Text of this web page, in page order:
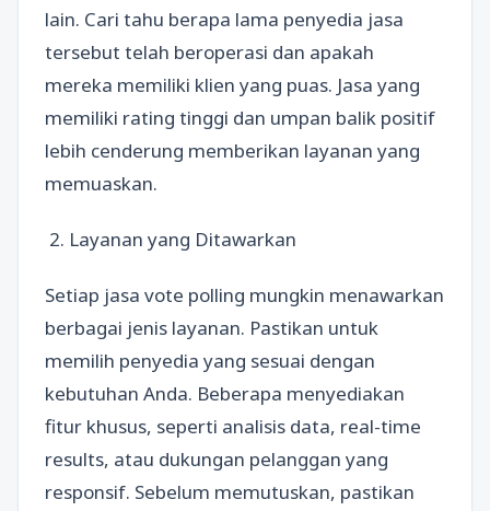
lain. Cari tahu berapa lama penyedia jasa
tersebut telah beroperasi dan apakah
mereka memiliki klien yang puas. Jasa yang
memiliki rating tinggi dan umpan balik positif
lebih cenderung memberikan layanan yang
memuaskan.
2. Layanan yang Ditawarkan
Setiap jasa vote polling mungkin menawarkan
berbagai jenis layanan. Pastikan untuk
memilih penyedia yang sesuai dengan
kebutuhan Anda. Beberapa menyediakan
fitur khusus, seperti analisis data, real-time
results, atau dukungan pelanggan yang
responsif. Sebelum memutuskan, pastikan